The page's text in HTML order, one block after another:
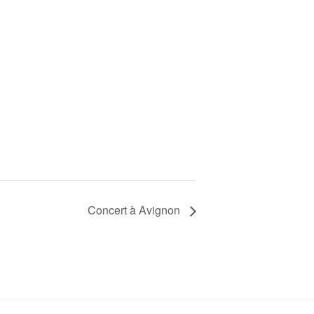
Concert à Avignon